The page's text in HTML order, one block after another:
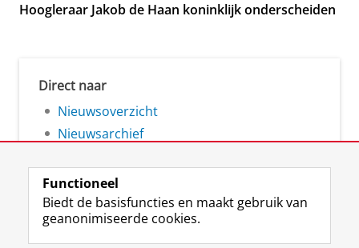
Hoogleraar Jakob de Haan koninklijk onderscheiden
Direct naar
Nieuwsoverzicht
Nieuwsarchief
Functioneel
Biedt de basisfuncties en maakt gebruik van
geanonimiseerde cookies.